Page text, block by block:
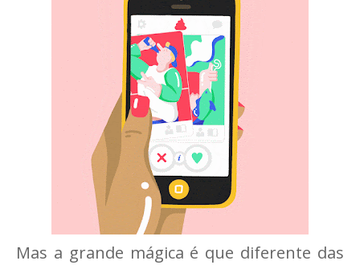
Mas a grande mágica é que diferente das